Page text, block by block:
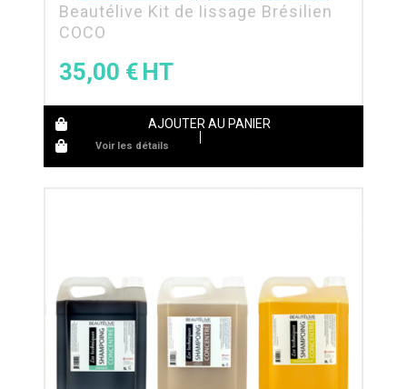
Beautélive Kit de lissage Brésilien
COCO
35,00 €
AJOUTER AU PANIER
Voir les détails